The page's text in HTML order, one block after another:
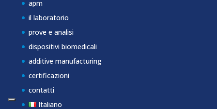
apm
il laboratorio
prove e analisi
dispositivi biomedicali
additive manufacturing
certificazioni
contatti
Italiano